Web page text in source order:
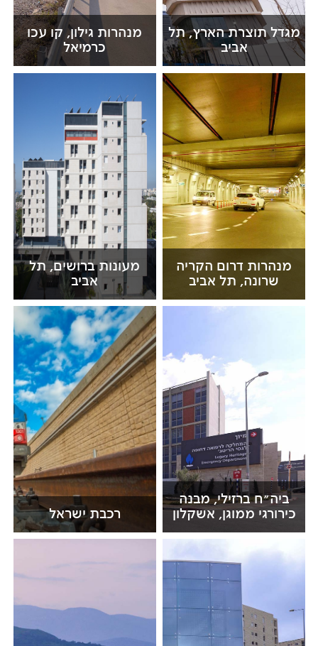
מגדל תוצרת הארץ, תל
אביב
מנהרות גילון, קו עכו
כרמיאל
מנהרות דרום הקריה
שרונה, תל אביב
מעונות ברושים, תל
אביב
ביה"ח ברזילי, מבנה
כירורגי ממוגן, אשקלון
רכבת ישראל